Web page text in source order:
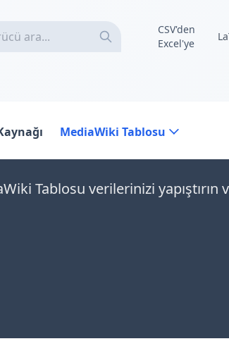
CSV'den
Excel'ye
MediaWiki Tablosu
Tablosu verilerinizi